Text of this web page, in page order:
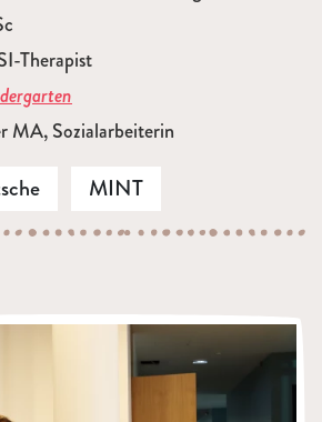
Therapist
MA, Sozialarbeiterin
MINT